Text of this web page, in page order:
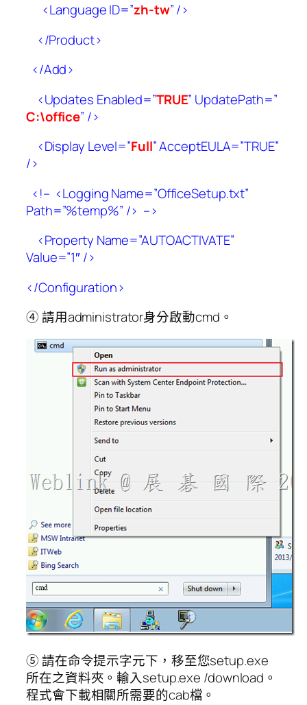
<Language ID=”zh-tw” />
</Product>
</Add>
<Updates Enabled=”TRUE” UpdatePath=”
C:\office” />
<Display Level=”Full” AcceptEULA=”TRUE”
/>
<!– <Logging Name=”OfficeSetup.txt”
Path=”%temp%” /> –>
<Property Name=”AUTOACTIVATE”
Value=”1″ />
</Configuration>
④ 請用administrator身分啟動cmd。
⑤ 請在命令提示字元下，移至您setup.exe
所在之資料夾。輸入setup.exe /download。
程式會下載相關所需要的cab檔。